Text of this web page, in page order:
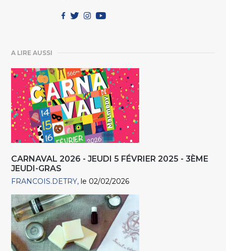
A LIRE AUSSI
CARNAVAL 2026 - JEUDI 5 FÉVRIER 2025 - 3ÈME
JEUDI-GRAS
FRANCOIS.DETRY le 02/02/2026